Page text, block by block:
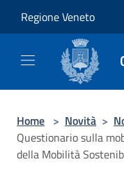
Regione Veneto
Home > Novità >
Questionario sulla
della Mobilità